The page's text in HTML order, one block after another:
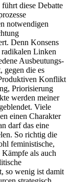
diese Debatte
notwendigen
Denn Konsens
radikalen Linken
Ausbeutungs-
gegen die es
Konflikt
Priorisierung
werden meiner
Viele
einen Charakter
darf das eine
So richtig die
feministische,
als auch
so wenig ist damit